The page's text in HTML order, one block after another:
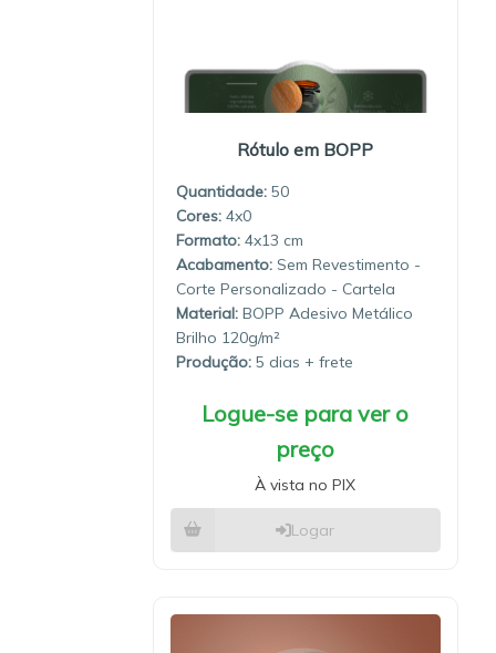
Rótulo em BOPP
Quantidade: 50
4x0
4x13
Sem Revestimento -
Corte Personalizado - Cartela
Material: BOPP Adesivo Metálico
Brilho 120g/m²
Produção: 5 dias
Logue-se para ver o
preço
À vista no PIX
Logar